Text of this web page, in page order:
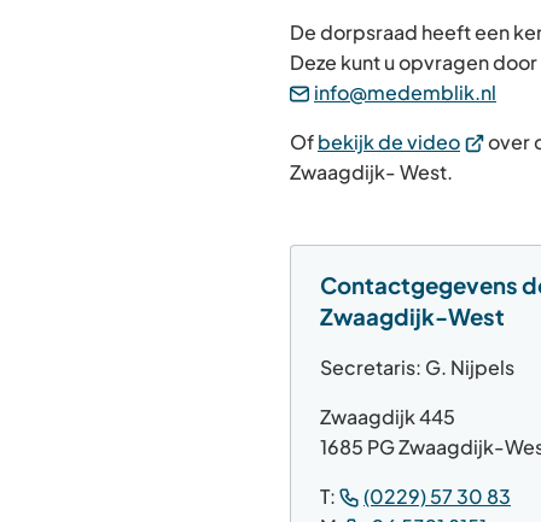
De dorpsraad heeft een
Deze kunt u opvragen
info@medemblik.nl
een
Ofbekijk de video(Verwijst
over
Zwaagdijk- West.
Contactgegevens
Zwaagdijk-West
Secretaris: G. Nijpels
Zwaagdijk 445
1685 PG Zwaagdijk-
T:
(0229) 57 30 83